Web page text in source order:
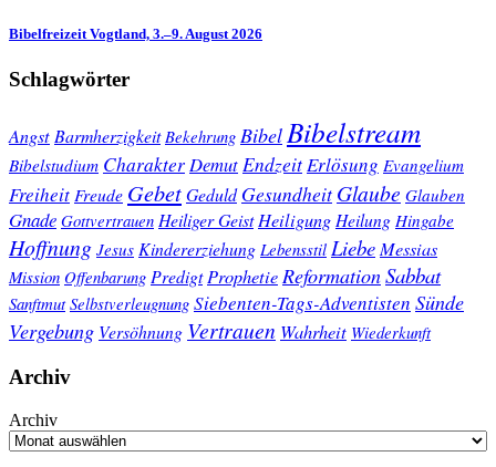
Bibelfreizeit Vogtland, 3.–9. August 2026
Schlagwörter
Angst Barmherzigkeit Bekehrung BibelBibelstream
Bibelstudium Charakter DemutEndzeitErlösung Evangelium
Freiheit Freude GebetGeduld Gesundheit Glaube Glauben
Gnade Gottvertrauen Heiliger Geist Heiligung Heilung Hingabe
Hoffnung Jesus Kindererziehung Lebensstil Liebe Messias
Mission Offenbarung Predigt ProphetieReformationSabbat
Sanftmut Selbstverleugnung Siebenten-Tags-Adventisten Sünde
Vergebung Versöhnung Vertrauen Wahrheit Wiederkunft
Archiv
Archiv